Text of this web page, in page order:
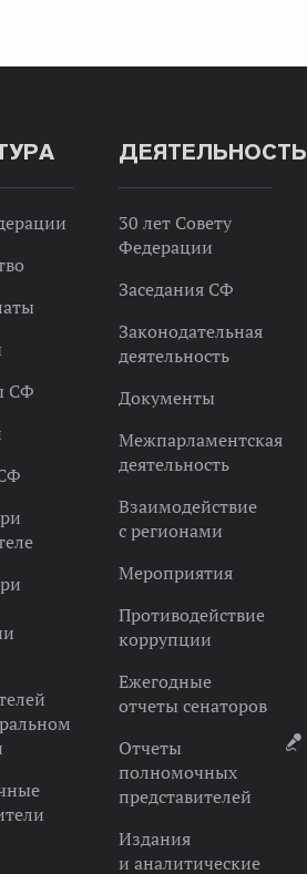
СФ
ДЕЯТЕЛЬНОСТЬ
30 лет Совету
Федерации
Заседания СФ
Законодательная
деятельность
Документы
Межпарламентская
деятельность
Взаимодействие
с регионами
Мероприятия
Противодействие
коррупции
Ежегодные
отчеты сенаторов
Отчеты
полномочных
представителей
Издания
и аналитические